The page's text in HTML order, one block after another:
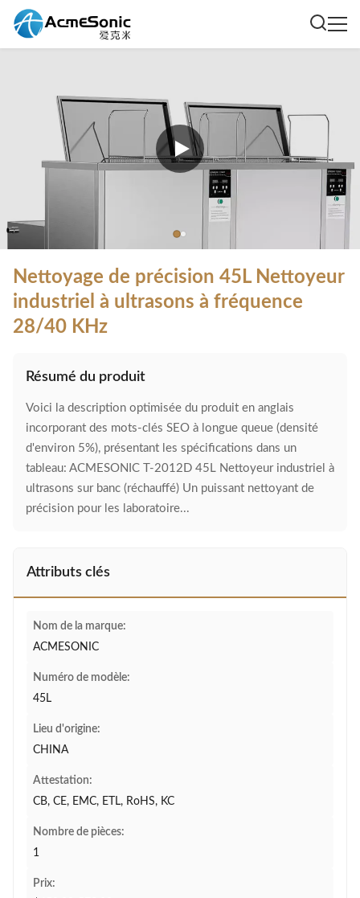
Nettoyage de précision 45L Nettoyeur
industriel à ultrasons à fréquence
28/40 KHz
Résumé du produit
Voici la description optimisée du produit en anglais
incorporant des mots-clés SEO à longue queue (densité
d'environ 5%), présentant les spécifications dans un
tableau: ACMESONIC T-2012D 45L Nettoyeur industriel à
ultrasons sur banc (réchauffé) Un puissant nettoyant de
précision pour les laboratoire...
Attributs clés
Nom de la marque:
ACMESONIC
Numéro de modèle:
45L
Lieu d'origine:
CHINA
Attestation:
CB, CE, EMC, ETL, RoHS, KC
Nombre de pièces:
1
Prix: